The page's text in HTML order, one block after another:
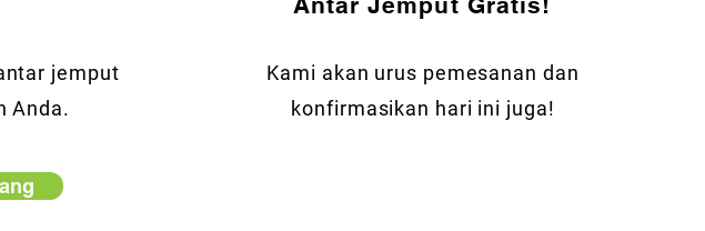
jemput
Anda.
Kami akan urus pemesanan dan
konfirmasikan hari ini juga!